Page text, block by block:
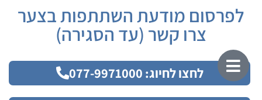
לפרסום מודעת השתתפות בצער
צרו קשר (עד הסגירה)
לחצו לחיוג: 077-9971000